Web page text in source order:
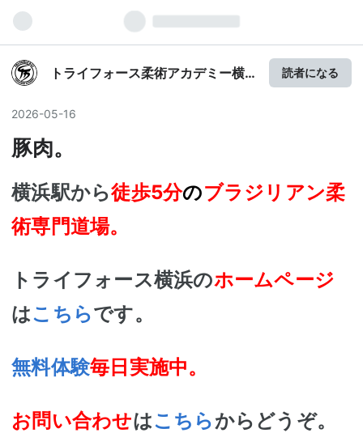
トライフォース柔術アカデミー横
読者になる
2026-05-16
豚肉。
横浜駅から徒歩5分のブラジリアン柔
術専門道場。
トライフォース横浜のホームページ
はこちらです。
無料体験毎日実施中。
お問い合わせはこちらからどうぞ。